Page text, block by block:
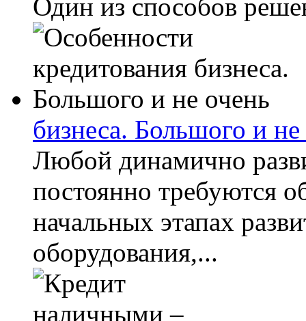
Один из способов
бизнеса. Большого и не
Любой динамично
постоянно требуются
начальных этапах
оборудования,...